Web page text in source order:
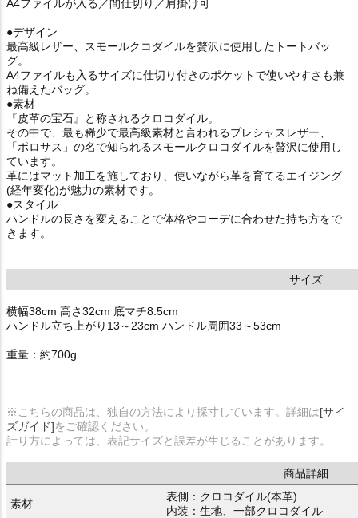
A4ファイルが入る／間仕切り／肩掛け可
●デザイン
最高級レザー、スモールクコダイルを贅沢に使用したトートバッ
グ。
A4ファイルも入るサイズに仕切り付きのポケットで使いやすさも兼
ね備えたバッグ。
●素材
『皮革の宝石』と称されるクロコダイル。
その中で、最も稀少で最高級素材と言われるプレシャスレザー、
「ポロサス」の名で知られるスモールクロコダイルを贅沢に使用し
ています。
革にはマット加工を施しており、使いながら革を育てるエイジング
(経年変化)が魅力の素材です。
●スタイル
ハンドルの長さを変えることで体格やコーデに合わせた持ち方をで
きます。
サイズ
横幅38cm 高さ32cm 底マチ8.5cm
ハンドル立ち上がり13～23cm ハンドル周囲33～53cm
重量：約700g
※こちらの商品は、独自の方法により採寸しています。詳細は[サイ
ズガイド]をご確認ください。
計り方によっては、表記サイズと誤差が生じることがあります。
商品詳細
素材
表側：クロコダイル(本革)
内装：生地、一部クロコダイル